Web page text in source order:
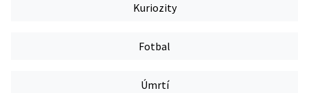
Kuriozity
Fotbal
Úmrtí